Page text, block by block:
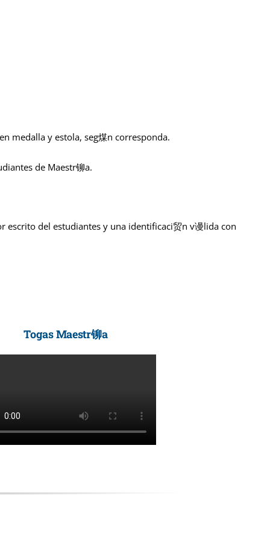
medalla y estola, seg煤n corresponda.
de Maestr铆a.
escrito del estudiantes y una identificaci贸n v谩lida con
Togas Maestr铆a